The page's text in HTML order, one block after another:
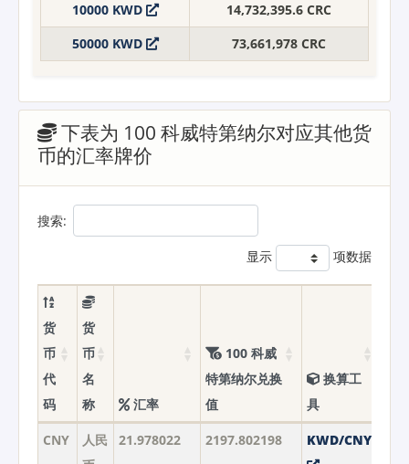
10000 KWD
14,732,395.6 CRC
50000 KWD
73,661,978 CRC
下表为 100 科威特第纳尔对应其他货
币的汇率牌价
搜索:
显示 项数据
货
币
代
码
货
币
名
称
汇率
100 科威
特第纳尔兑换
值
换算工
具
CNY
人民
21.978022 2197.802198 KWD/CNY